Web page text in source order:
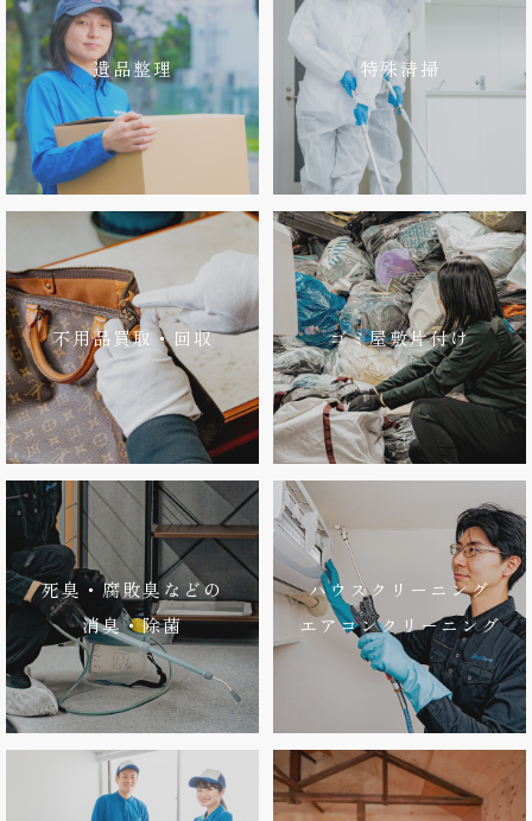
遺品整理 特殊清掃
不用品買取・回収 ゴミ屋敷片付け
死臭・腐敗臭などの
消臭・除菌
ハウスクリーニング
エアコンクリーニング